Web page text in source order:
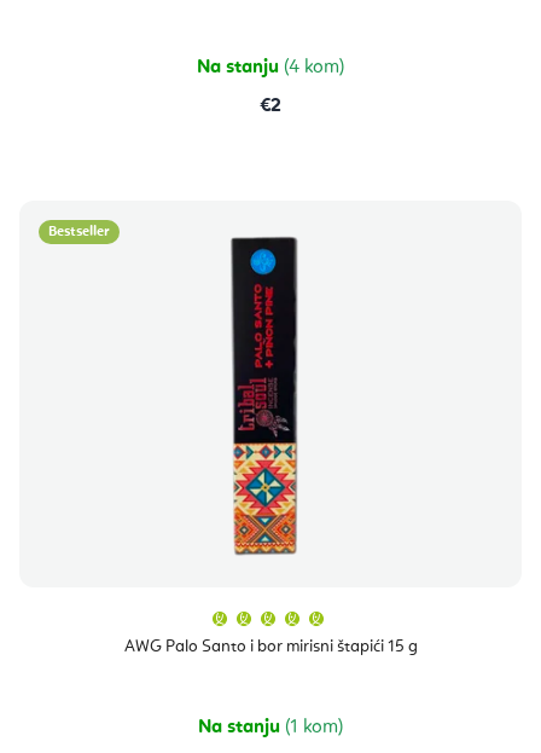
Na stanju (4 kom)
€2
Bestseller
AWG Palo Santo i bor mirisni štapići 15 g
proizvoda
je
zvjezdica.
Na stanju (1 kom)